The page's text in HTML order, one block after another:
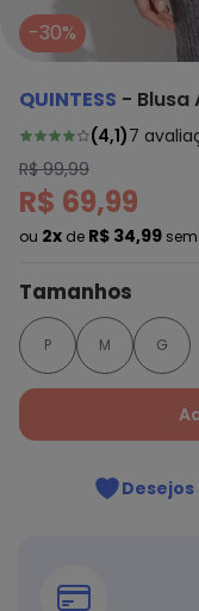
-30%
QUINTESS - Blusa
(4,1)7
R$ 99,99
R$ 69,99
ou 2x de R$ 34,99
Tamanhos
P M G
Desejos